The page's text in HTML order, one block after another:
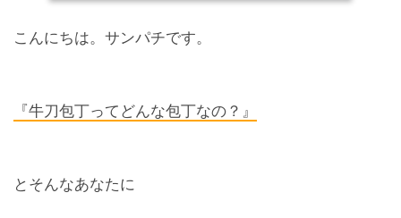
こんにちは。サンパチです。
『牛刀包丁ってどんな包丁なの？』
とそんなあなたに